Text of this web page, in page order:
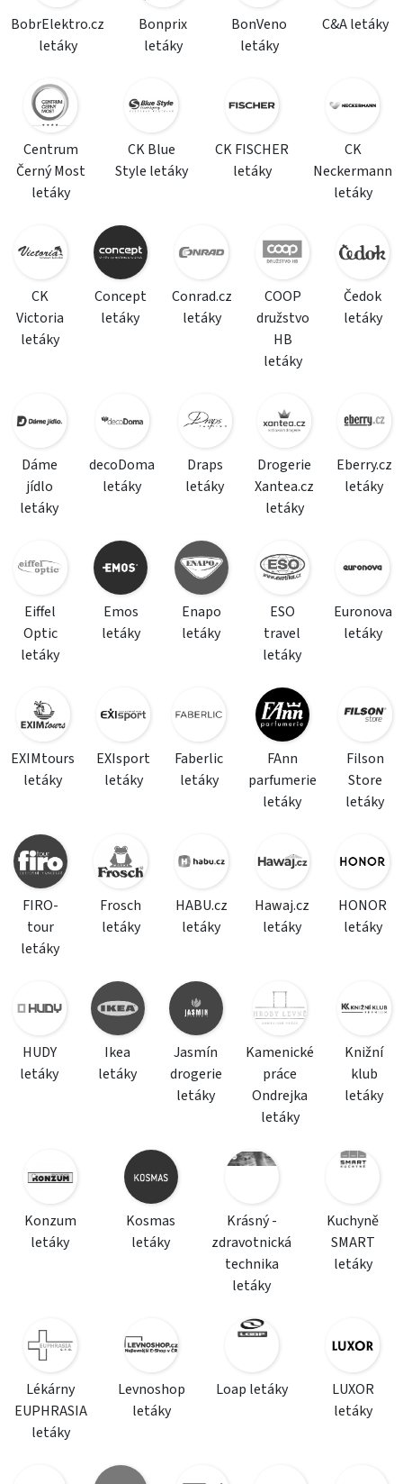
BobrElektro.cz
letáky
Bonprix
letáky
BonVeno
letáky
C&A letáky
Centrum
Černý Most
letáky
CK Blue
Style letáky
CK FISCHER
letáky
CK
Neckermann
letáky
CK
Victoria
letáky
Concept
letáky
Conrad.cz
letáky
COOP
družstvo
HB
letáky
Čedok
letáky
Dáme
jídlo
letáky
decoDoma
letáky
Draps
letáky
Drogerie
Xantea.cz
letáky
Eberry.cz
letáky
Eiffel
Optic
letáky
Emos
letáky
Enapo
letáky
ESO
travel
letáky
Euronova
letáky
EXIMtours
letáky
EXIsport
letáky
Faberlic
letáky
FAnn
parfumerie
letáky
Filson
Store
letáky
FIRO-
tour
letáky
Frosch
letáky
HABU.cz
letáky
Hawaj.cz
letáky
HONOR
letáky
HUDY
letáky
Ikea
letáky
Jasmín
drogerie
letáky
Kamenické
práce
Ondrejka
letáky
Knižní
klub
letáky
Konzum
letáky
Kosmas
letáky
Krásný -
zdravotnická
technika
letáky
Kuchyně
SMART
letáky
Lékárny
EUPHRASIA
letáky
Levnoshop
letáky
Loap letáky
LUXOR
letáky